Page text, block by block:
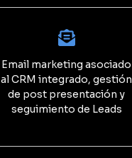
Email marketing asociado
al CRM integrado, gestión
de post presentación y
seguimiento de Leads